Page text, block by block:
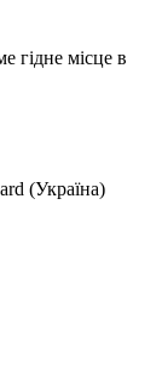
гідне місце в
(Україна)